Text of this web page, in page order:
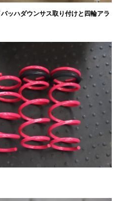
ッハダウンサス取り付けと四輪アラ